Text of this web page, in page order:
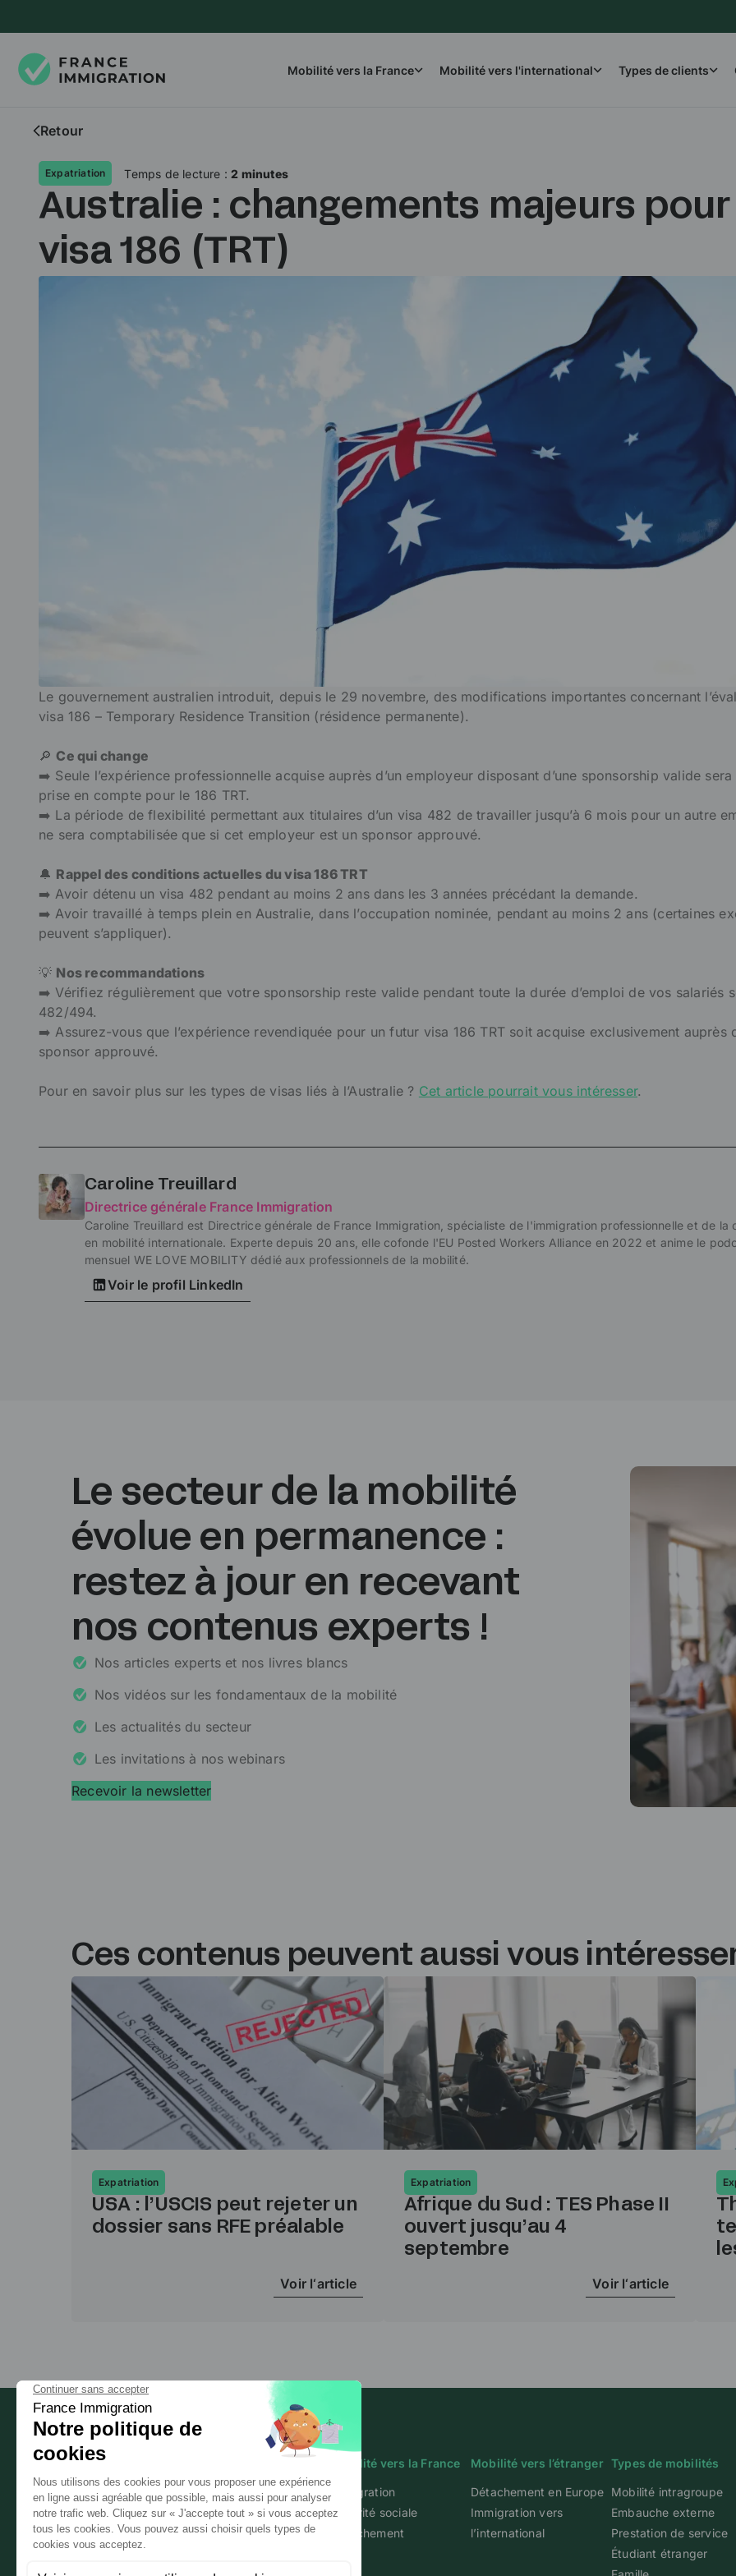
Mobilité vers la France Mobilité vers l'international Types de clients
Retour
Expatriation Temps de lecture :2 minutes
Australie : changements majeurs pour
visa 186 (TRT)
Le gouvernement australien introduit, depuis le 29 novembre, des modifications importantes concernant
visa 186 – Temporary Residence Transition (résidence permanente).
🔎Ce qui change
➡️ Seule l’expérience professionnelle acquise auprès d’un employeur disposant d’une sponsorship valide
prise en compte pour le 186 TRT.
➡️ La période de flexibilité permettant aux titulaires d’un visa 482 de travailler jusqu’à 6 mois pour un autre
ne sera comptabilisée que si cet employeur est un sponsor approuvé.
🔔 Rappel des conditions actuelles du visa 186 TRT
➡️ Avoir détenu un visa 482 pendant au moins 2 ans dans les 3 années précédant la demande.
➡️ Avoir travaillé à temps plein en Australie, dans l’occupation nominée, pendant au moins 2 ans (certaines
peuvent s’appliquer).
💡 Nos recommandations
➡️ Vérifiez régulièrement que votre sponsorship reste valide pendant toute la durée d’emploi de vos salariés
482/494.
➡️ Assurez-vous que l’expérience revendiquée pour un futur visa 186 TRT soit acquise exclusivement auprès
sponsor approuvé.
Pour en savoir plus sur les types de visas liés à l’Australie ? Cet article pourrait vous intéresser.
Caroline Treuillard
Directrice générale France Immigration
Caroline Treuillard est Directrice générale de France Immigration, spécialiste de l'immigration professionnelle et de la
en mobilité internationale. Experte depuis 20 ans, elle cofonde l'EU Posted Workers Alliance en 2022 et anime le
mensuel WE LOVE MOBILITY dédié aux professionnels de la mobilité.
Voir le profil LinkedIn
Le secteur de la mobilité
évolue en permanence :
restez à jour en recevant
nos contenus experts !
Nos articles experts et nos livres blancs
Nos vidéos sur les fondamentaux de la mobilité
Les actualités du secteur
Les invitations à nos webinars
Recevoir la newsletter
Ces contenus peuvent aussi vous
Expatriation
USA : l’USCIS peut rejeter un
dossier sans RFE préalable
Voir l‘article
Expatriation
Afrique du Sud : TES Phase II
ouvert jusqu’au 4
septembre
Voir l‘article
Les experts de l'immigration
professionnelle en France
Mobilité vers la France
Immigration
Sécurité sociale
Détachement
Mobilité vers l’étranger
Détachement en Europe
Immigration vers
l’international
Types de mobilités
Mobilité intragroupe
Embauche externe
Prestation de service
Étudiant étranger